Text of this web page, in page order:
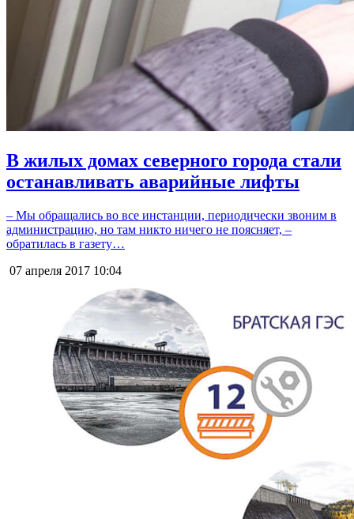
В жилых домах северного города стали
останавливать аварийные лифты
– Мы обращались во все инстанции, периодически звоним в
администрацию, но там никто ничего не поясняет, –
обратилась в газету…
07 апреля 2017 10:04